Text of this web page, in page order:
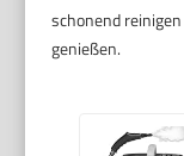
schonend
genießen.